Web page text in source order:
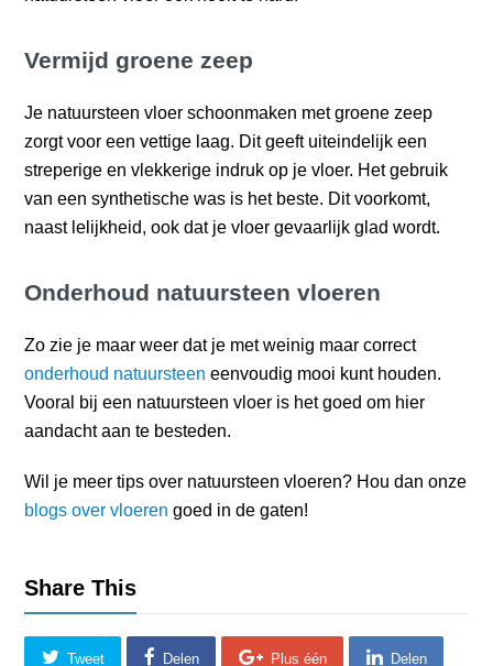
Vermijd groene zeep
Je natuursteen vloer schoonmaken met groene zeep
zorgt voor een vettige laag. Dit geeft uiteindelijk een
streperige en vlekkerige indruk op je vloer. Het gebruik
van een synthetische was is het beste. Dit voorkomt,
naast lelijkheid, ook dat je vloer gevaarlijk glad wordt.
Onderhoud natuursteen vloeren
Zo zie je maar weer dat je met weinig maar correct
onderhoud natuursteen eenvoudig mooi kunt houden.
Vooral bij een natuursteen vloer is het goed om hier
aandacht aan te besteden.
Wil je meer tips over natuursteen vloeren? Hou dan onze
blogs over vloeren goed in de gaten!
Share This
Tweet Delen Plus één Delen